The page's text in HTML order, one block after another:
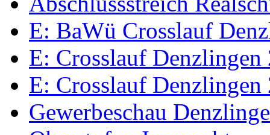
E: BaWü Crosslauf
E: Crosslauf Denzlingen
E: Crosslauf Denzlingen
Gewerbeschau